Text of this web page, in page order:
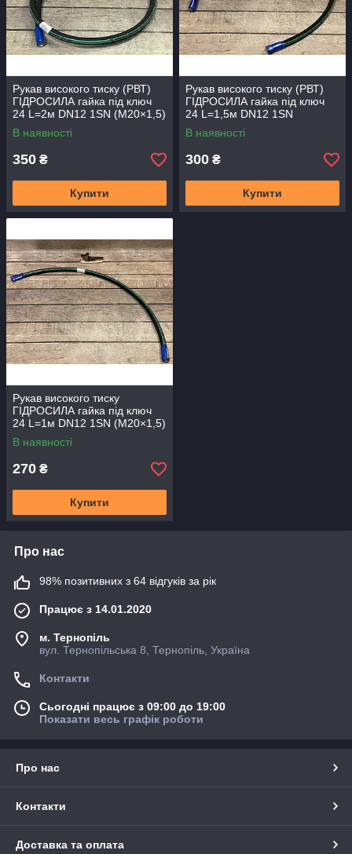
Рукав високого тиску (РВТ)
ГІДРОСИЛА гайка під ключ
24 L=2м DN12 1SN (М20×1,5)
В наявності
350 ₴
Купити
Рукав високого тиску (РВТ)
ГІДРОСИЛА гайка під ключ
24 L=1,5м DN12 1SN
(М20×1,5)
В наявності
300 ₴
Купити
Рукав високого тиску
ГІДРОСИЛА гайка під ключ
24 L=1м DN12 1SN (М20×1,5)
В наявності
270 ₴
Купити
Про нас
98% позитивних з 64 відгуків за рік
Працює з 14.01.2020
м. Тернопіль
вул. Тернопільська 8, Тернопіль, Україна
Контакти
Сьогодні працює з 09:00 до 19:00
Показати весь графік роботи
Про нас
Контакти
Доставка та оплата